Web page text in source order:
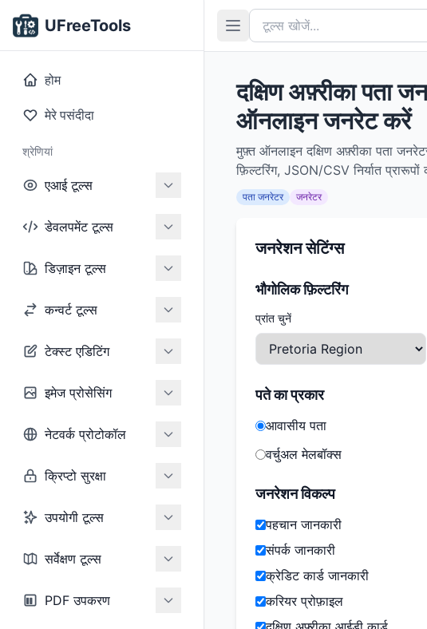
UFreeTools
होम
मेरे पसंदीदा
श्रेणियां
एआई टूल्स
डेवलपमेंट टूल्स
डिज़ाइन टूल्स
कन्वर्ट टूल्स
टेक्स्ट एडिटिंग
इमेज प्रोसेसिंग
नेटवर्क प्रोटोकॉल
क्रिप्टो सुरक्षा
उपयोगी टूल्स
सर्वेक्षण टूल्स
PDF उपकरण
दक्षिण अफ़्रीका पता
ऑनलाइन जनरेट करें
मुफ़्त ऑनलाइन दक्षिण अफ़्रीका पता
फ़िल्टरिंग, JSON/CSV निर्यात
पता जनरेटर जनरेटर
जनरेशन सेटिंग्स
भौगोलिक फ़िल्टरिंग
प्रांत चुनें
पते का प्रकार
आवासीय पता
वर्चुअल मेलबॉक्स
जनरेशन विकल्प
पहचान जानकारी
संपर्क जानकारी
क्रेडिट कार्ड जानकारी
करियर प्रोफ़ाइल